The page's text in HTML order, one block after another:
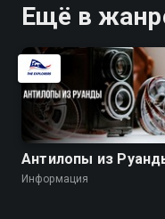
Ещё в
Антилопы из
Информация